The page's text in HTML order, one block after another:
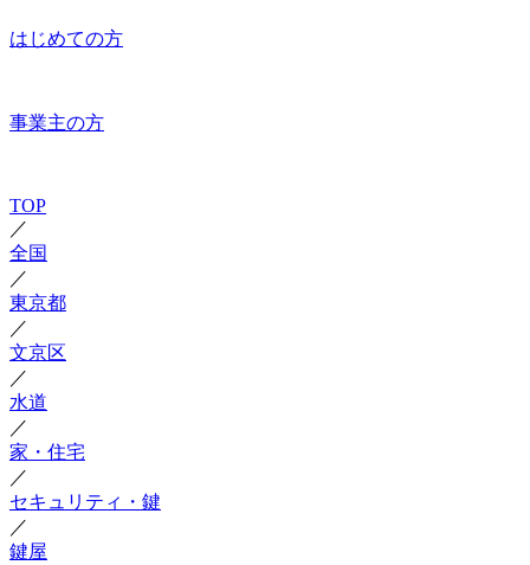
はじめての方
事業主の方
TOP
／
全国
／
東京都
／
文京区
／
水道
／
家・住宅
／
セキュリティ・鍵
／
鍵屋